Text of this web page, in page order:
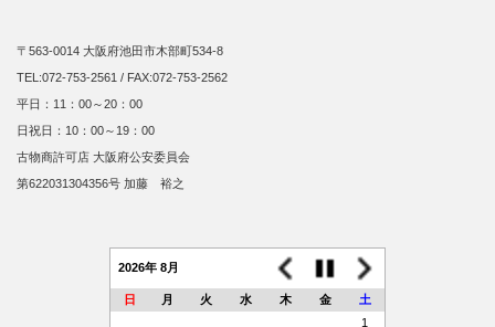
〒563-0014 大阪府池田市木部町534-8
TEL:072-753-2561 / FAX:072-753-2562
平日：11：00～20：00
日祝日：10：00～19：00
古物商許可店 大阪府公安委員会
第622031304356号 加藤 裕之
2026年 8月
日 月 火 水 木 金
土
1